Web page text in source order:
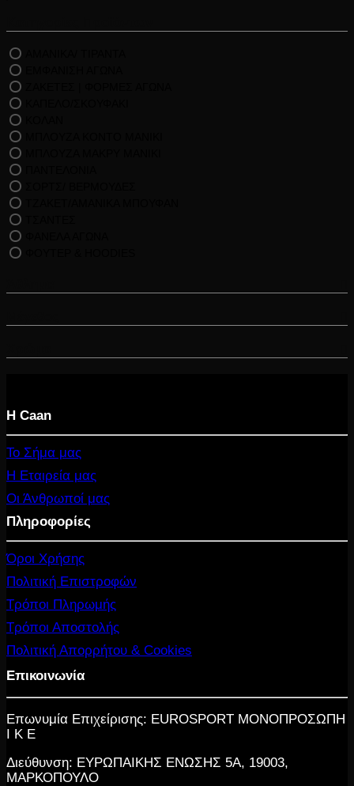
Η Caan
Το Σήμα μας
Η Εταιρεία μας
Οι Άνθρωποί μας
Πληροφορίες
Όροι Χρήσης
Πολιτική Επιστροφών
Τρόποι Πληρωμής
Τρόποι Αποστολής
Πολιτική Απορρήτου & Cookies
Επικοινωνία
Επωνυμία Επιχείρισης: EUROSPORT ΜΟΝΟΠΡΟΣΩΠΗ
Ι Κ Ε
Διεύθυνση: ΕΥΡΩΠΑΙΚΗΣ ΕΝΩΣΗΣ 5Α, 19003,
ΜΑΡΚΟΠΟΥΛΟ